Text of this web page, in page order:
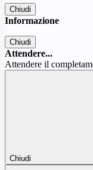
Chiudi
Informazione
Chiudi
Attendere...
Attendere il
Chiudi